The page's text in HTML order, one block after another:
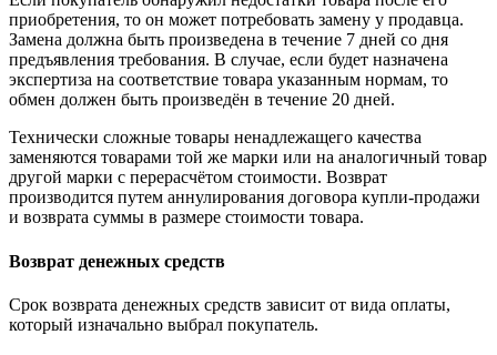
приобретения, то он может потребовать замену у продавца.
Замена должна быть произведена в течение 7 дней со дня
предъявления требования. В случае, если будет назначена
экспертиза на соответствие товара указанным нормам, то
обмен должен быть произведён в течение 20 дней.
Технически сложные товары ненадлежащего качества
заменяются товарами той же марки или на аналогичный товар
другой марки с перерасчётом стоимости. Возврат
производится путем аннулирования договора купли-продажи
и возврата суммы в размере стоимости товара.
Возврат денежных средств
Срок возврата денежных средств зависит от вида оплаты,
который изначально выбрал покупатель.